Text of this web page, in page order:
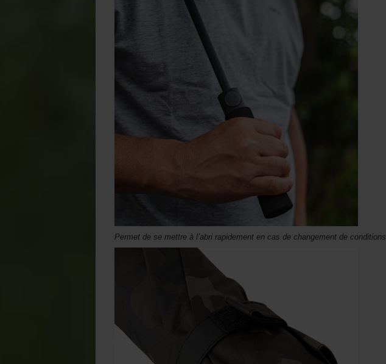
Permet de se mettre à l’abri rapidement en cas de changement de conditions